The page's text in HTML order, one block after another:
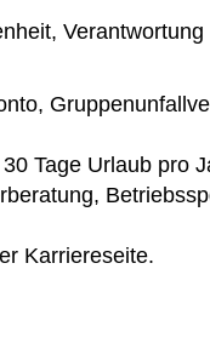
Tage Urlaub pro
Karriereseite.